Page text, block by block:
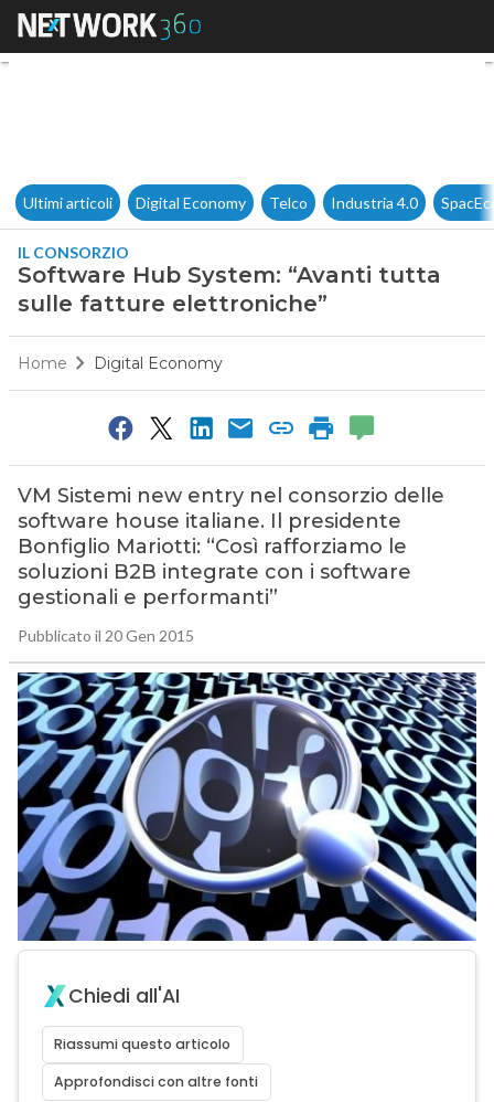
Software Hub System:
Ultimi articoli Digital Economy Telco Industria 4.0
IL CONSORZIO
Software Hub System: “Avanti tutta
sulle fatture elettroniche”
Home Digital Economy
VM Sistemi new entry nel consorzio delle
software house italiane. Il presidente
Bonfiglio Mariotti: “Così rafforziamo le
soluzioni B2B integrate con i software
gestionali e performanti”
Pubblicato il 20 Gen 2015
Chiedi all'AI
Riassumi questo articolo
Approfondisci con altre fonti